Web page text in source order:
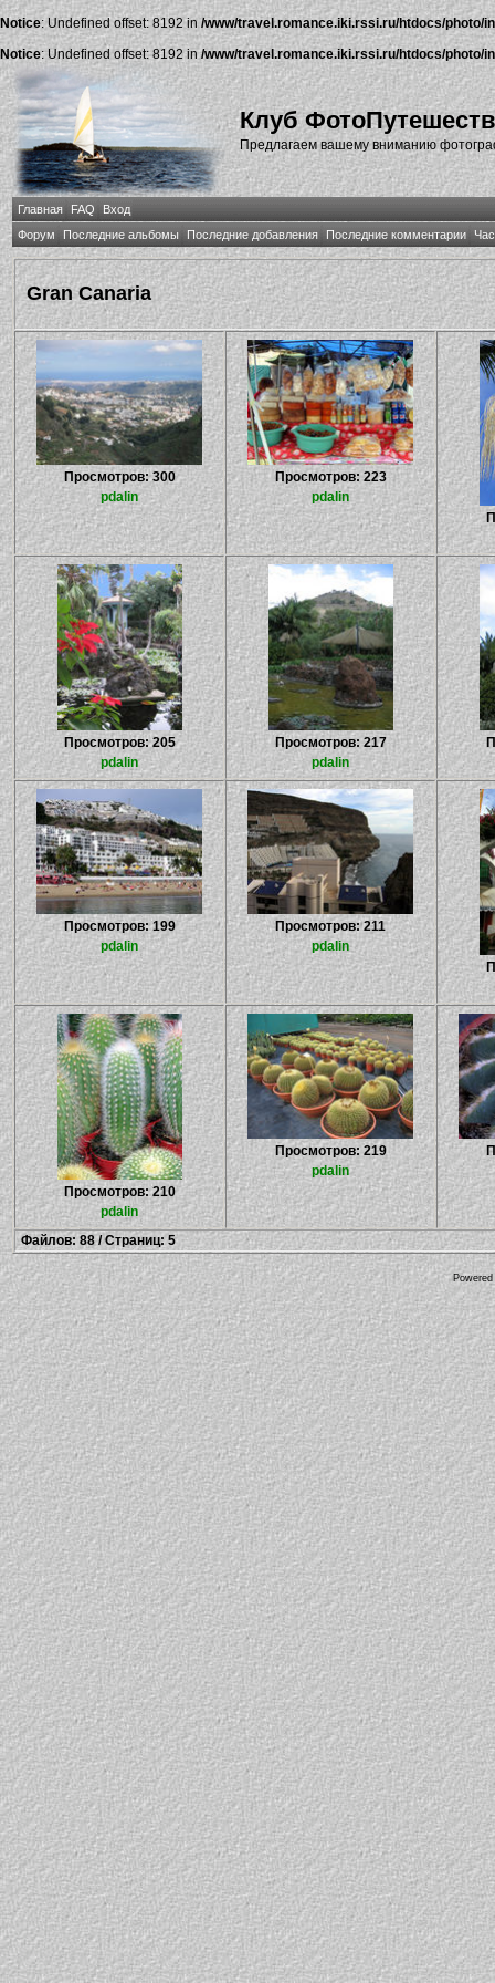
Notice: Undefined offset: 8192 in /www/travel.romance.iki.rssi.ru/htdocs/photo/
Notice: Undefined offset: 8192 in/www/travel.romance.iki.rssi.ru/htdocs/photo/
Клуб
Предлагаем вашему вниманию
Главная FAQ
Вход
Форум
Последние альбомы Последние добавления Последние комментарии
Gran Canaria
Просмотров: 300
pdalin
Просмотров: 223
pdalin
Просмотров: 205
pdalin
Просмотров: 217
pdalin
Просмотров: 199
pdalin
Просмотров: 211
pdalin
Просмотров: 210
pdalin
Просмотров: 219
pdalin
Файлов: 88 / Страниц: 5